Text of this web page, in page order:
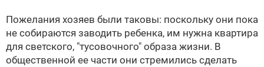
Пожелания хозяев были таковы: поскольку они пока
не собираются заводить ребенка, им нужна квартира
для светского, "тусовочного" образа жизни. В
общественной ее части они стремились сделать